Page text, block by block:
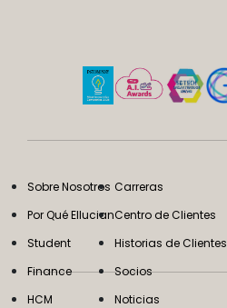
Sobre Nosotros
Por Qué Ellucian
Student
Finance
HCM
Carreras
Centro de Clientes
Historias de Clientes
Socios
Noticias